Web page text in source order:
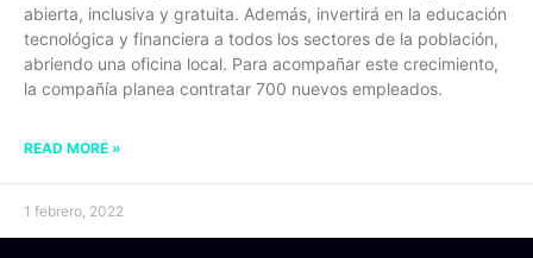
abierta, inclusiva y gratuita. Además, invertirá en la educación
tecnológica y financiera a todos los sectores de la población,
abriendo una oficina local. Para acompañar este crecimiento,
la compañía planea contratar 700 nuevos empleados.
READ MORE »
1 febrero, 2022